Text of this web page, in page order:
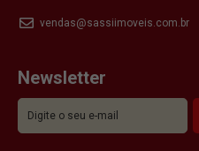
vendas@sassiimoveis.com.br
Newsletter